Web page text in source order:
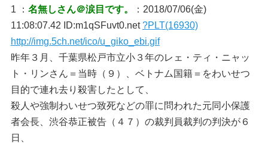
1 ： 名無しさん＠涙目です。
：2018/07/06(金)
11:08:07.42 ID:m1qSFuvt0.net?PLT(16930)
http://img.5ch.net/ico/u_giko_ebi.gif
昨年３月、千葉県松戸市立小３年のレェ・ティ・ニャッ
ト・リンさん＝当時（９）、ベトナム国籍＝をわいせつ
目的で連れ去り殺害したとして、
殺人や強制わいせつ致死などの罪に問われた元同小保護
者会長、渋谷恭正被告（４７）の裁判員裁判の判決が６
日、